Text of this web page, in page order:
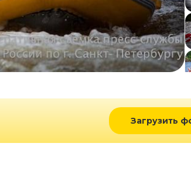
Загрузить